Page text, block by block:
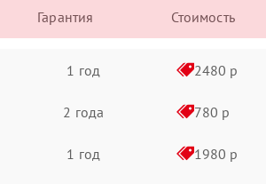
Гарантия Стоимость
1 год 2480 р
2 года 780 р
1 год 1980 р